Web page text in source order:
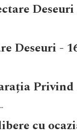
Deseuri
Deseuri -
cu